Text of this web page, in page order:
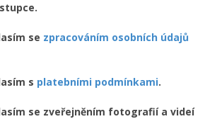
se zpracováním osobních údajů
s platebními podmínkami.
se zveřejněním fotografií a videí